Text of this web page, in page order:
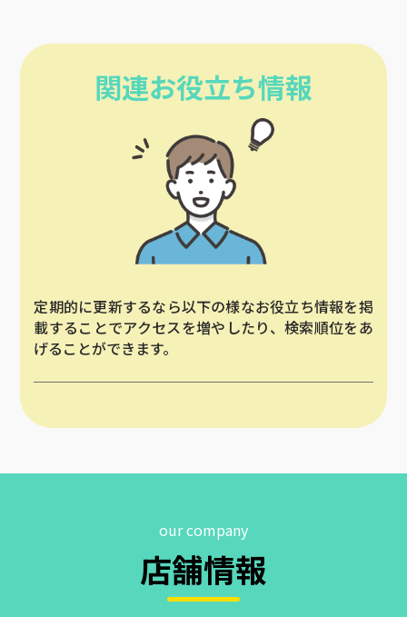
関連お役立ち情報
定期的に更新するなら以下の様なお役立ち情報を掲
載することでアクセスを増やしたり、検索順位をあ
げることができます。
our company
店舗情報